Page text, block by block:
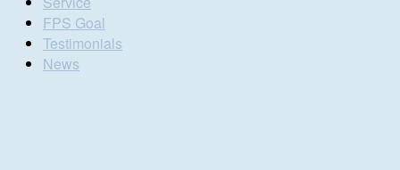
FPS Goal
Testimonials
News